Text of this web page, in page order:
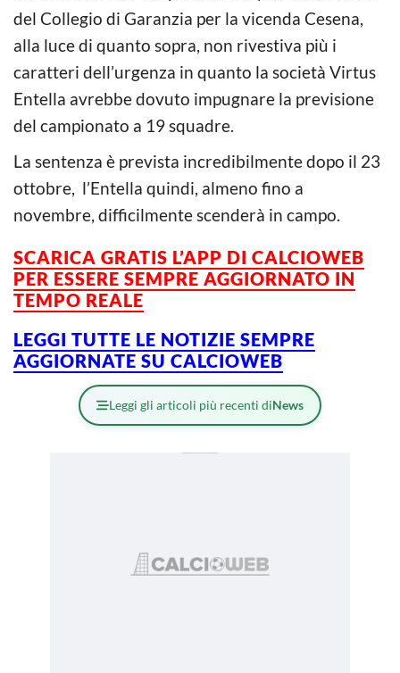
del Collegio di Garanzia per la vicenda Cesena,
alla luce di quanto sopra, non rivestiva più i
caratteri dell’urgenza in quanto la società Virtus
Entella avrebbe dovuto impugnare la previsione
del campionato a 19 squadre.
La sentenza è prevista incredibilmente dopo il 23
ottobre, l’Entella quindi, almeno fino a
novembre, difficilmente scenderà in campo.
SCARICA GRATIS L’APP DI CALCIOWEB
PER ESSERE SEMPRE AGGIORNATO IN
TEMPO REALE
LEGGI TUTTE LE NOTIZIE SEMPRE
AGGIORNATE SU CALCIOWEB
Leggi gli articoli più recenti diNews